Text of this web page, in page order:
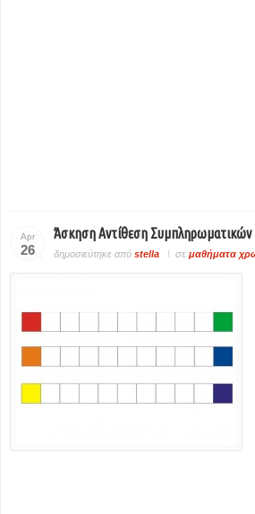
Apr
26
Άσκηση Αντίθεση Συμπληρωματικών
δημοσιεύτηκε από stella σε μαθήματα